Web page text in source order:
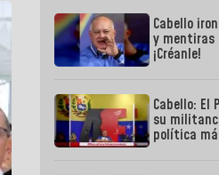
Cabello
y mentiras
¡Créanle!
Cabello: El
su
política